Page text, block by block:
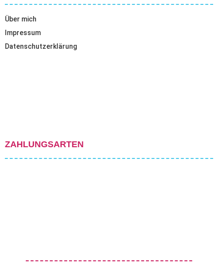
Über mich
Impressum
Datenschutzerklärung
ZAHLUNGSARTEN